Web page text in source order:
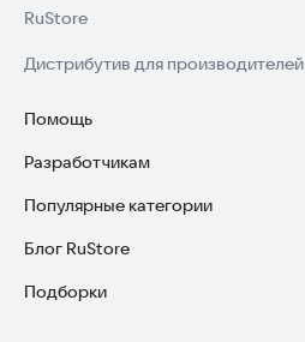
RuStore
Дистрибутив для производителей
Помощь
Установка RuStore на TV
Установка RuStore на телефон
Установка RuStore в машину
Помощь пользователям RuStore
Разработчикам
Зарабатывать с RuStore
Стать разработчиком
Доступ к RuStore Консоль
Популярные категории
Игры для Android
Приложения банков
Блог RuStore
Обзоры игр для Android 2025
Подборки